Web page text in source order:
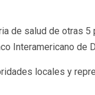
de salud de otras
Interamericano de
locales y